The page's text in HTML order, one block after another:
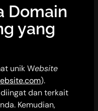
Domain
yang
unik Website
).
dan terkait
Kemudian,